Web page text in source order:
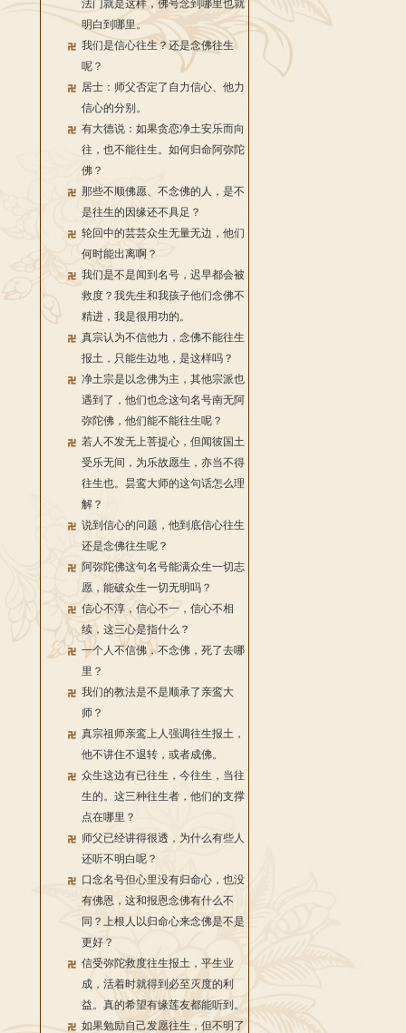
法门就是这样，佛号念到哪里也就
明白到哪里。
我们是信心往生？还是念佛往生
呢？
居士：师父否定了自力信心、他力
信心的分别。
有大德说：如果贪恋净土安乐而向
往，也不能往生。如何归命阿弥陀
佛？
那些不顺佛愿、不念佛的人，是不
是往生的因缘还不具足？
轮回中的芸芸众生无量无边，他们
何时能出离啊？
我们是不是闻到名号，迟早都会被
救度？我先生和我孩子他们念佛不
精进，我是很用功的。
真宗认为不信他力，念佛不能往生
报土，只能生边地，是这样吗？
净土宗是以念佛为主，其他宗派也
遇到了，他们也念这句名号南无阿
弥陀佛，他们能不能往生呢？
若人不发无上菩提心，但闻彼国土
受乐无间，为乐故愿生，亦当不得
往生也。昙鸾大师的这句话怎么理
解？
说到信心的问题，他到底信心往生
还是念佛往生呢？
阿弥陀佛这句名号能满众生一切志
愿，能破众生一切无明吗？
信心不淳，信心不一，信心不相
续，这三心是指什么？
一个人不信佛，不念佛，死了去哪
里？
我们的教法是不是顺承了亲鸾大
师？
真宗祖师亲鸾上人强调往生报土，
他不讲住不退转，或者成佛。
众生这边有已往生，今往生，当往
生的。这三种往生者，他们的支撑
点在哪里？
师父已经讲得很透，为什么有些人
还听不明白呢？
口念名号但心里没有归命心，也没
有佛恩，这和报恩念佛有什么不
同？上根人以归命心来念佛是不是
更好？
信受弥陀救度往生报土，平生业
成，活着时就得到必至灭度的利
益。真的希望有缘莲友都能听到。
如果勉励自己发愿往生，但不明了